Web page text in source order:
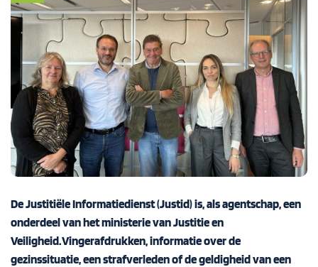
De Justitiële Informatiedienst (Justid) is, als agentschap, een
onderdeel van het ministerie van Justitie en
Veiligheid. Vingerafdrukken, informatie over de
gezinssituatie, een strafverleden of de geldigheid van een